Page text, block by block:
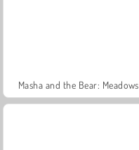
Masha and the Bear: Meadows